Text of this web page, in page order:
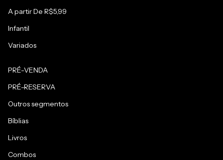
A partir De R$5,99
Infantil
Variados
PRÉ-VENDA
PRÉ-RESERVA
Outros segmentos
Bíblias
Livros
Combos